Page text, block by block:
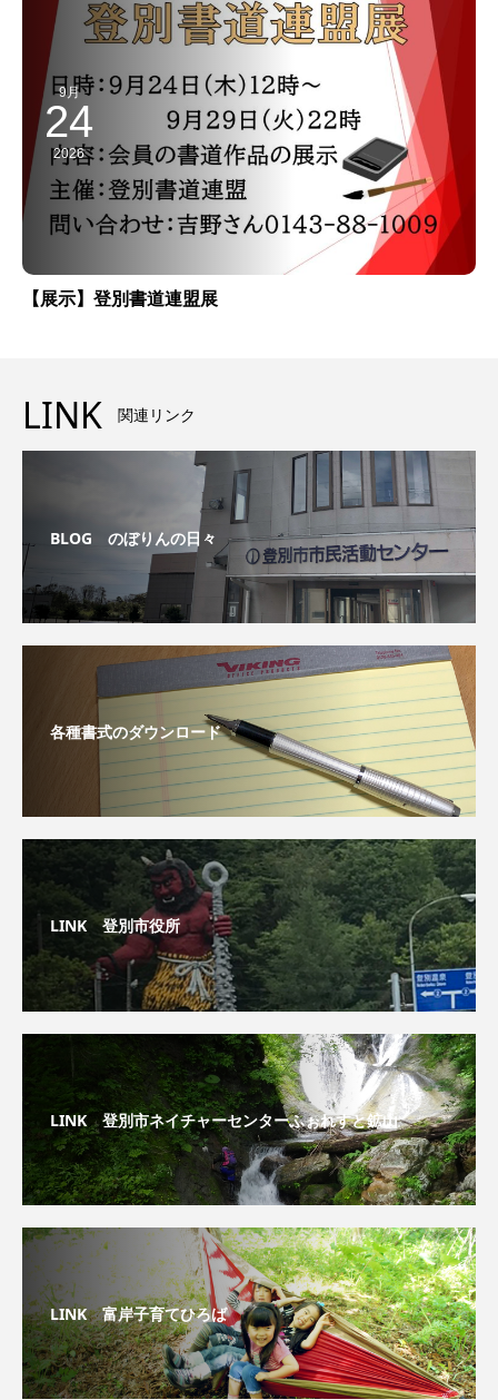
9月
24
2026
【展示】登別書道連盟展
LINK 関連リンク
BLOG のぼりんの日々
各種書式のダウンロード
LINK 登別市役所
LINK 登別市ネイチャーセンターふぉれすと鉱山
LINK 富岸子育てひろば